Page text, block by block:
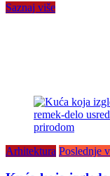
Saznaj više
Arhitektura Poslednje